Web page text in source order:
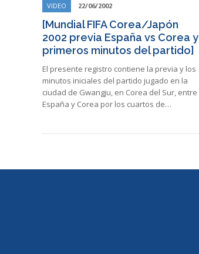
VIDEO 22/06/2002
[Mundial FIFA Corea/Japón
2002 previa España vs Corea y
primeros minutos del partido]
El presente registro contiene la previa y los
minutos iniciales del partido jugado en la
ciudad de Gwangju, en Corea del Sur, entre
España y Corea por los cuartos de…